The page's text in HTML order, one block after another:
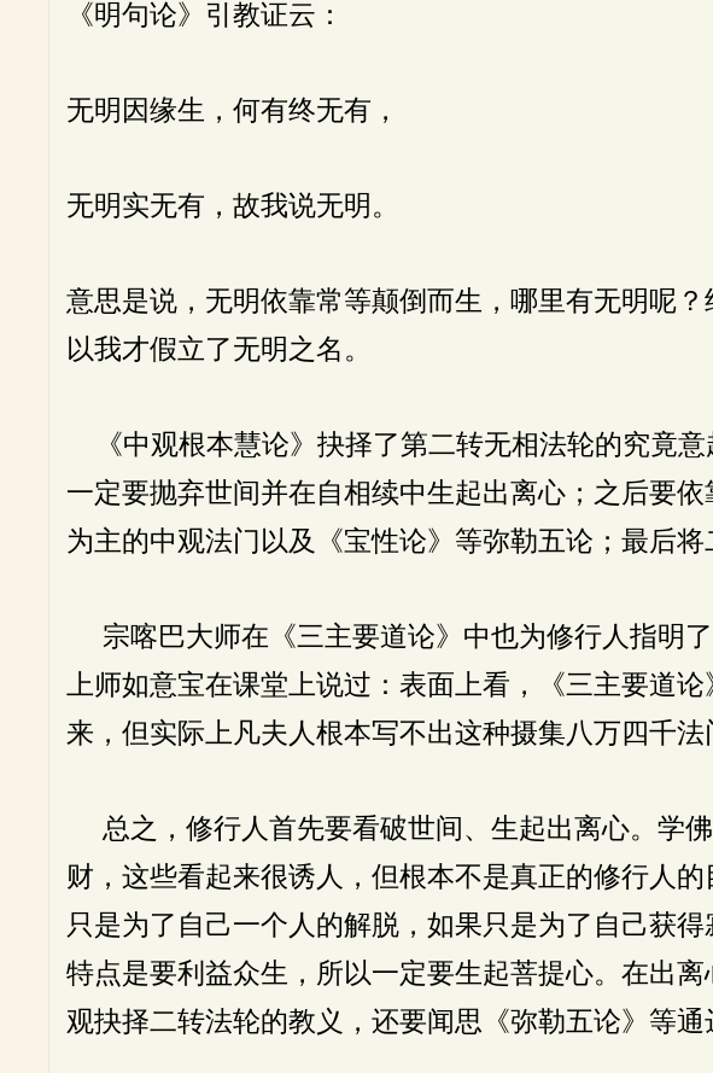
《明句论》引教证云：
无明因缘生，何有终无有，
无明实无有，故我说无明。
意思是说，无明依靠常等颠倒而生，哪里有无明呢
以我才假立了无明之名。
《中观根本慧论》抉择了第二转无相法轮的究竟
一定要抛弃世间并在自相续中生起出离心；之后要
为主的中观法门以及《宝性论》等弥勒五论；最后
宗喀巴大师在《三主要道论》中也为修行人指明
上师如意宝在课堂上说过：表面上看，《三主要道
来，但实际上凡夫人根本写不出这种摄集八万四千法
总之，修行人首先要看破世间、生起出离心。学
财，这些看起来很诱人，但根本不是真正的修行人
只是为了自己一个人的解脱，如果只是为了自己获
特点是要利益众生，所以一定要生起菩提心。在出
观抉择二转法轮的教义，还要闻思《弥勒五论》等通